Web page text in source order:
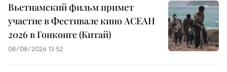
Вьетнамский фильм примет
участие в Фестивале кино АСЕАН
2026 в Гонконге (Китай)
08/08/2026 13:52